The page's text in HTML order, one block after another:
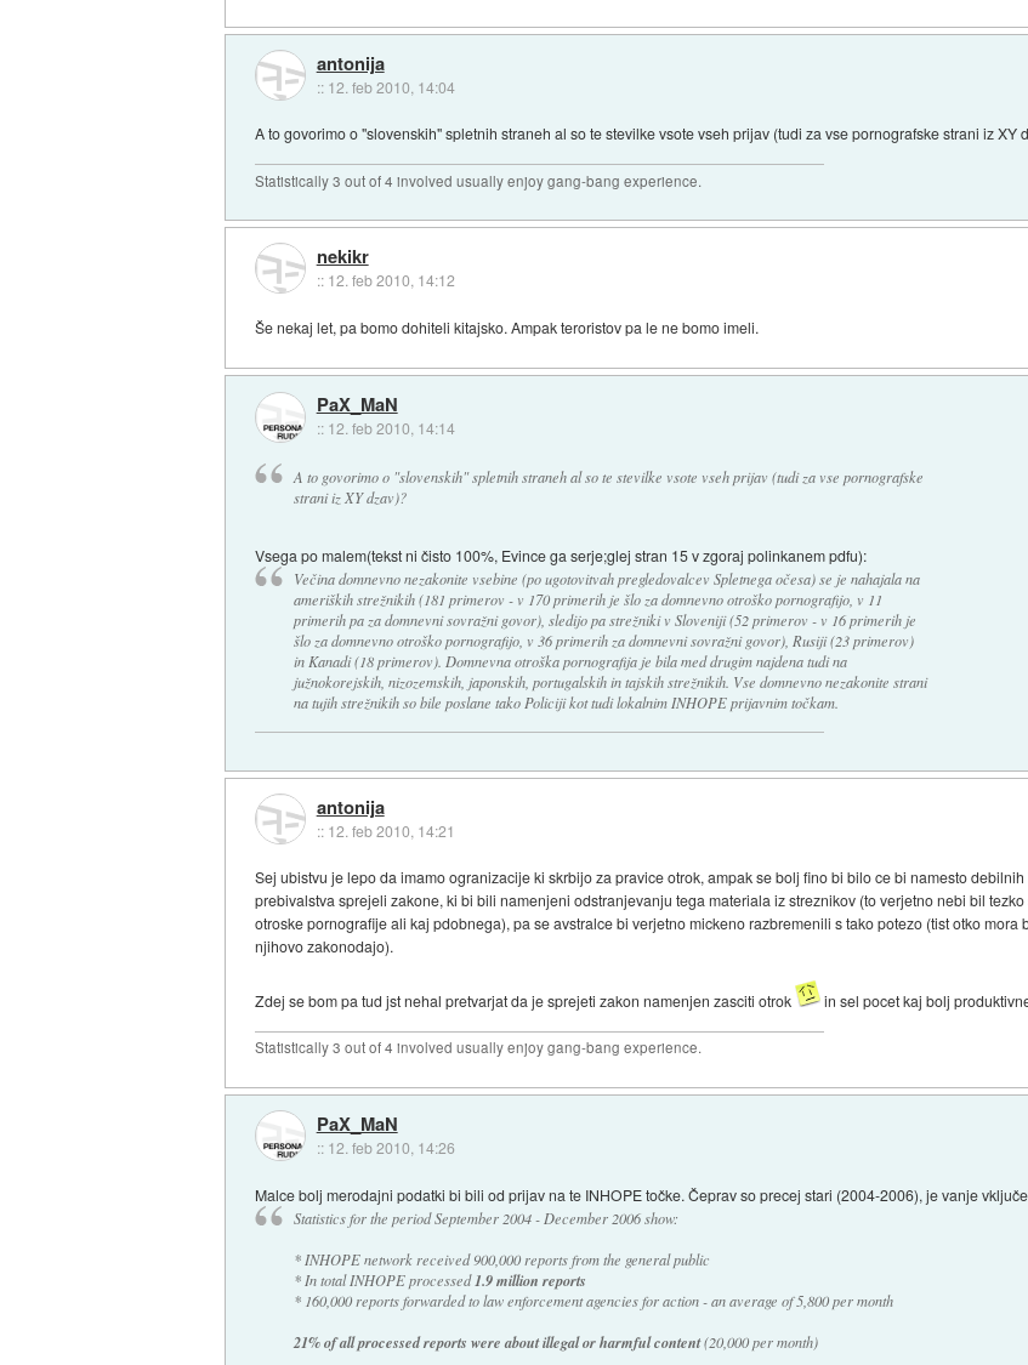
antonija
:: 12. feb 2010, 14:04
A to govorimo o "slovenskih" spletnih straneh al so te stevilke vsote vseh prijav (tudi za vse pornografske strani iz XY
Statistically 3 out of 4 involved usually enjoy gang-bang experience.
nekikr
:: 12. feb 2010, 14:12
Še nekaj let, pa bomo dohiteli kitajsko. Ampak teroristov pa le ne bomo imeli.
PaX_MaN
:: 12. feb 2010, 14:14
A to govorimo o "slovenskih" spletnih straneh al so te stevilke vsote vseh prijav (tudi za vse pornografske
strani iz XY dzav)?
Vsega po malem(tekst ni čisto 100%, Evince ga serje;glej stran 15 v zgoraj polinkanem pdfu):
Večina domnevno nezakonite vsebine (po ugotovitvah pregledovalcev Spletnega očesa) se je nahajala na
ameriških strežnikih (181 primerov - v 170 primerih je šlo za domnevno otroško pornografijo, v 11
primerih pa za domnevni sovražni govor), sledijo pa strežniki v Sloveniji (52 primerov - v 16 primerih je
šlo za domnevno otroško pornografijo, v 36 primerih za domnevni sovražni govor), Rusiji (23 primerov)
in Kanadi (18 primerov). Domnevna otroška pornografija je bila med drugim najdena tudi na
južnokorejskih, nizozemskih, japonskih, portugalskih in tajskih strežnikih. Vse domnevno nezakonite strani
na tujih strežnikih so bile poslane tako Policiji kot tudi lokalnim INHOPE prijavnim točkam.
antonija
:: 12. feb 2010, 14:21
Sej ubistvu je lepo da imamo ogranizacije ki skrbijo za pravice otrok, ampak se bolj fino bi bilo ce bi namesto
prebivalstva sprejeli zakone, ki bi bili namenjeni odstranjevanju tega materiala iz streznikov (to verjetno nebi bil
otroske pornografije ali kaj pdobnega), pa se avstralce bi verjetno mickeno razbremenili s tako potezo (tist otko
njihovo zakonodajo).
Zdej se bom pa tud jst nehal pretvarjat da je sprejeti zakon namenjen zasciti otrok in sel pocet kaj bolj
Statistically 3 out of 4 involved usually enjoy gang-bang experience.
PaX_MaN
:: 12. feb 2010, 14:26
Malce bolj merodajni podatki bi bili od prijav na te INHOPE točke. Čeprav so precej stari (2004-2006), je vanje
Statistics for the period September 2004 - December 2006 show:
* INHOPE network received 900,000 reports from the general public
* In total INHOPE processed1.9 million reports
* 160,000 reports forwarded to law enforcement agencies for action - an average of 5,800 per month
21% of all processed reports were about illegal or harmful content(20,000 per month)